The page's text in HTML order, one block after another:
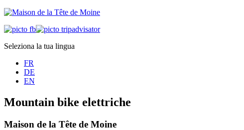
Seleziona la tua lingua
FR
DE
EN
Mountain bike elettriche
Maison de la Tête de Moine